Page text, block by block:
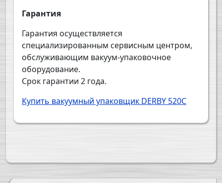
Гарантия
Гарантия осуществляется
специализированным сервисным центром,
обслуживающим вакуум-упаковочное
оборудование.
Срок гарантии 2 года.
Купить вакуумный упаковщик DERBY 520C